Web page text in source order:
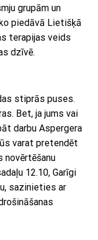
grupām un
piedāvā Lietišķā
terapijas veids
dzīvē.
stiprās puses.
Bet, ja jums vai
darbu Aspergera
varat pretendēt
12.10, Garīgi
sazinieties ar